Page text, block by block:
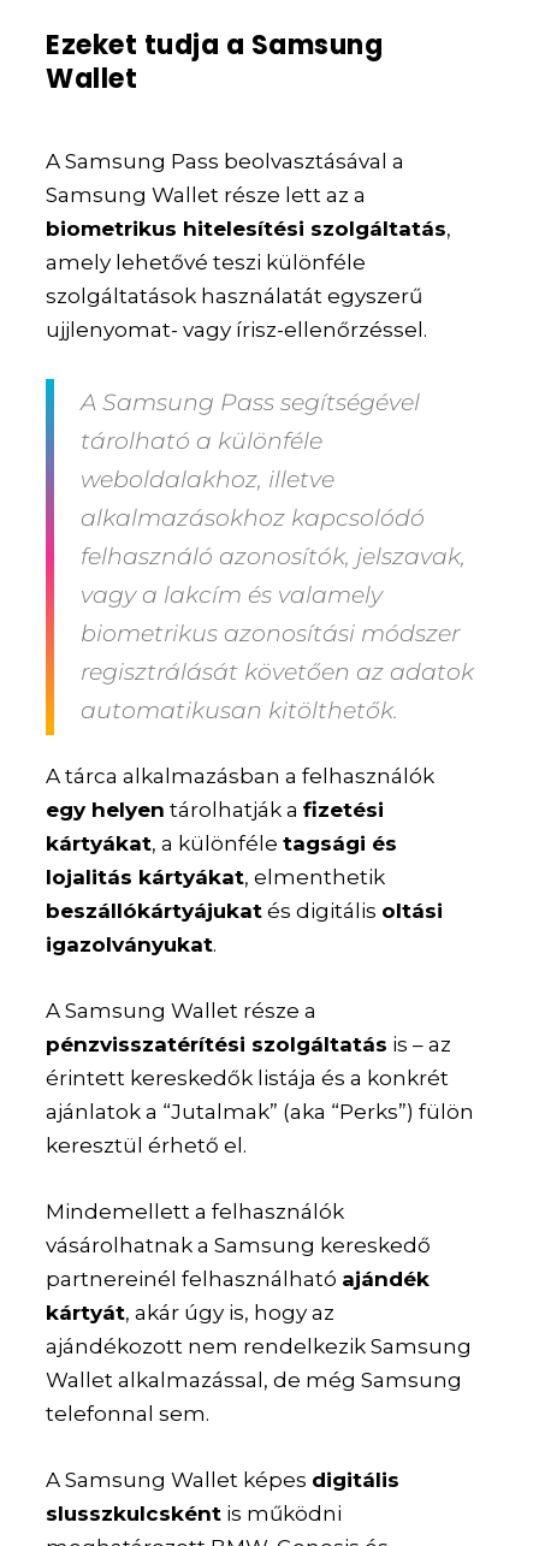
Ezeket tudja a Samsung
Wallet
A Samsung Pass beolvasztásával a
Samsung Wallet része lett az a
biometrikus hitelesítési szolgáltatás,
amely lehetővé teszi különféle
szolgáltatások használatát egyszerű
ujjlenyomat- vagy írisz-ellenőrzéssel.
A Samsung Pass segítségével
tárolható a különféle
weboldalakhoz, illetve
alkalmazásokhoz kapcsolódó
felhasználó azonosítók, jelszavak,
vagy a lakcím és valamely
biometrikus azonosítási módszer
regisztrálását követően az adatok
automatikusan kitölthetők.
A tárca alkalmazásban a felhasználók
egy helyen tárolhatják afizetési
kártyákat, a különféletagsági és
lojalitás kártyákat, elmenthetik
beszállókártyájukat és digitális oltási
igazolványukat.
A Samsung Wallet része a
pénzvisszatérítési szolgáltatás is – az
érintett kereskedők listája és a konkrét
ajánlatok a “Jutalmak” (aka “Perks”) fülön
keresztül érhető el.
Mindemellett a felhasználók
vásárolhatnak a Samsung kereskedő
partnereinél felhasználható ajándék
kártyát, akár úgy is, hogy az
ajándékozott nem rendelkezik Samsung
Wallet alkalmazással, de még Samsung
telefonnal sem.
A Samsung Wallet képes digitális
slusszkulcsként is működni